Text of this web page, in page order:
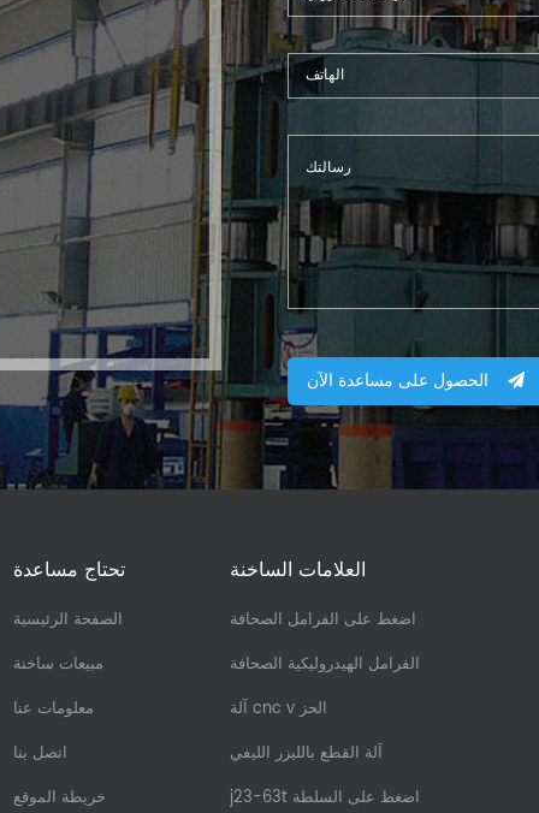
الحصول على مساعدة الآن
تحتاج مساعدة
الصفحة الرئيسية
مبيعات ساخنة
معلومات عنا
اتصل بنا
خريطة الموقع
العلامات الساخنة
اضغط على الفرامل الصحافة
الفرامل الهيدروليكية الصحافة
آلة cnc v الحز
آلة القطع بالليزر الليفي
j23-63t اضغط على السلطة